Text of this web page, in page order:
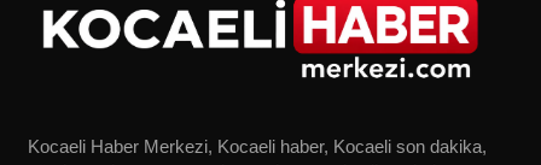
Kocaeli Haber Merkezi, Kocaeli haber, Kocaeli son dakika,